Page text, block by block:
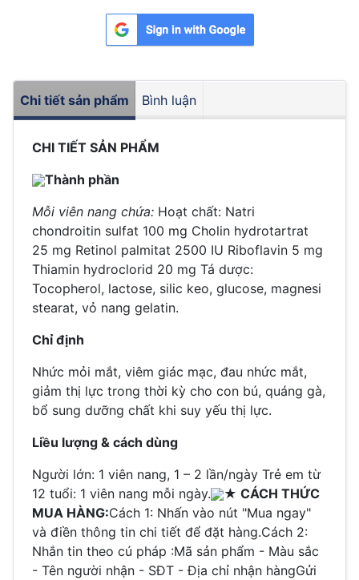
Chi tiết sản phẩm Bình luận
CHI TIẾT SẢN PHẨM
Thành phần
Mỗi viên nang chứa: Hoạt chất: Natri
chondroitin sulfat 100 mg Cholin hydrotartrat
25 mg Retinol palmitat 2500 IU Riboflavin 5 mg
Thiamin hydroclorid 20 mg Tá dược:
Tocopherol, lactose, silic keo, glucose, magnesi
stearat, vỏ nang gelatin.
Chỉ định
Nhức mỏi mắt, viêm giác mạc, đau nhức mắt,
giảm thị lực trong thời kỳ cho con bú, quáng gà,
bổ sung dưỡng chất khi suy yếu thị lực.
Liều lượng & cách dùng
Người lớn: 1 viên nang, 1 – 2 lần/ngày Trẻ em từ
12 tuổi: 1 viên nang mỗi ngày.
★ CÁCH THỨC
MUA HÀNG:Cách 1: Nhấn vào nút "Mua ngay"
và điền thông tin chi tiết để đặt hàng.Cách 2:
Nhắn tin theo cú pháp :Mã sản phẩm - Màu sắc
- Tên người nhận - SĐT - Địa chỉ nhận hàngGửi